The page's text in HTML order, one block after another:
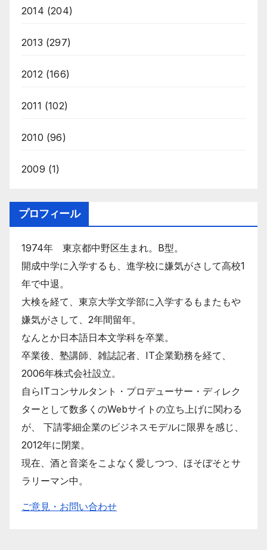
2014 (204)
2013 (297)
2012 (166)
2011 (102)
2010 (96)
2009 (1)
プロフィール
1974年 東京都中野区生まれ。B型。
開成中学に入学するも、進学校に嫌気がさして高校1
年で中退。
大検を経て、東京大学文学部に入学するもまたもや
嫌気がさして、2年間留年。
なんとか日本語日本文学科を卒業。
卒業後、塾講師、雑誌記者、IT企業勤務を経て、
2006年株式会社設立。
自らITコンサルタント・プロデューサー・ディレク
ターとして数多くのWebサイトの立ち上げに関わる
が、 下請零細企業のビジネスモデルに限界を感じ、
2012年に閉業。
現在、酒と音楽をこよなく愛しつつ、ほそぼそとサ
ラリーマン中。
ご意見・お問い合わせ